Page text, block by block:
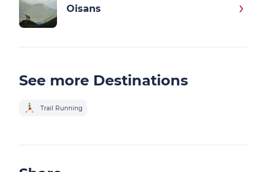
Oisans
See more Destinations
Trail Running